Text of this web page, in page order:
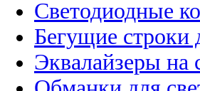
Светодиодные
Бегущие строки
Эквалайзеры на